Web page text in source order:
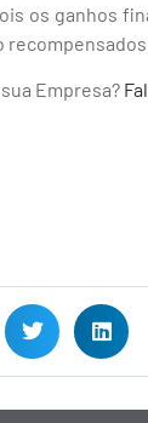
os ganhos
Empresa?